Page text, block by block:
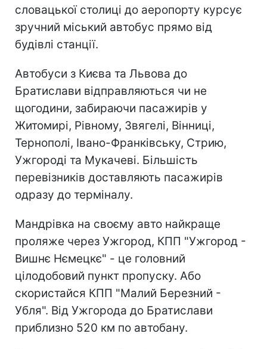
словацької столиці до аеропорту курсує
зручний міський автобус прямо від
будівлі станції.
Автобуси з Києва та Львова до
Братислави відправляються чи не
щогодини, забираючи пасажирів у
Житомирі, Рівному, Звягелі, Вінниці,
Тернополі, Івано-Франківську, Стрию,
Ужгороді та Мукачеві. Більшість
перевізників доставляють пасажирів
одразу до терміналу.
Мандрівка на своєму авто найкраще
проляже через Ужгород, КПП "Ужгород -
Вишнє Нємецкє" - це головний
цілодобовий пункт пропуску. Або
скористайся КПП "Малий Березний -
Убля". Від Ужгорода до Братислави
приблизно 520 км по автобану.